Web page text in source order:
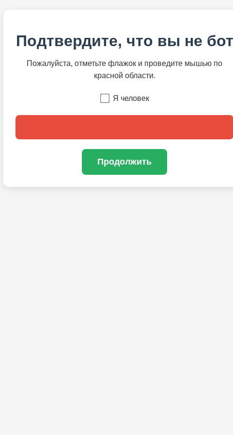
Подтвердите, что вы не бот
Пожалуйста, отметьте флажок и проведите мышью по
красной области.
Я человек
Продолжить